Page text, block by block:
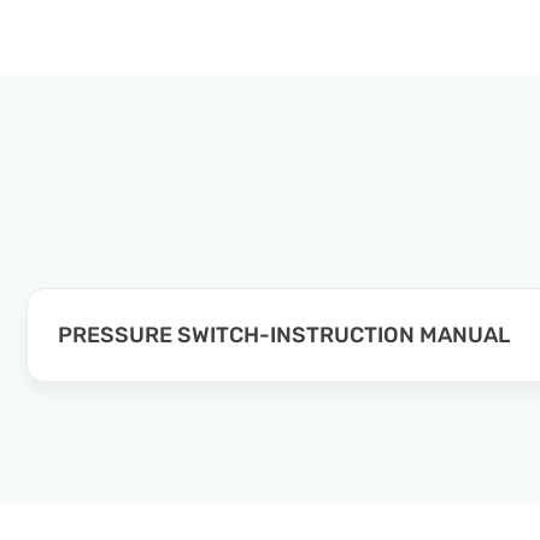
PRESSURE SWITCH-INSTRUCTION MANUAL